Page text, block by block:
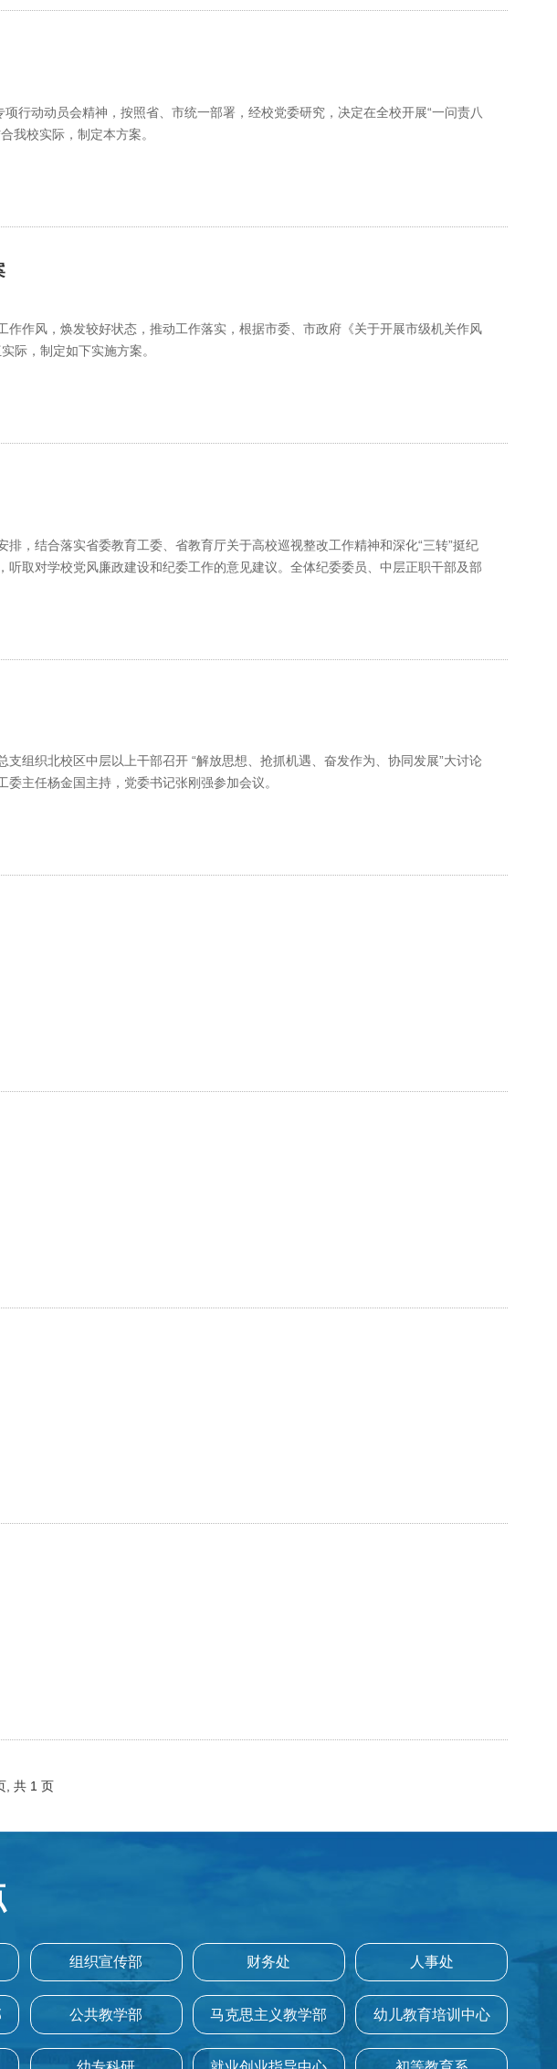
行动动员会精神，按照省、市统一部署，经校党委研究，决定在全校开展“一问责八
我校实际，制定本方案。
作风，焕发较好状态，推动工作落实，根据市委、市政府《关于开展市级机关作风
际，制定如下实施方案。
，结合落实省委教育工委、省教育厅关于高校巡视整改工作精神和深化“三转”挺纪
取对学校党风廉政建设和纪委工作的意见建议。全体纪委委员、中层正职干部及部
组织北校区中层以上干部召开 “解放思想、抢抓机遇、奋发作为、协同发展”大讨论
主任杨金国主持，党委书记张刚强参加会议。
, 共 1 页
组织宣传部 财务处 人事处
公共教学部 马克思主义教学部 幼儿教育培训中心